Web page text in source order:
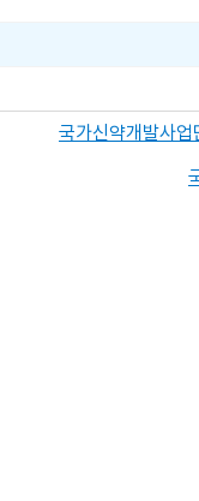
국가신약개발사업